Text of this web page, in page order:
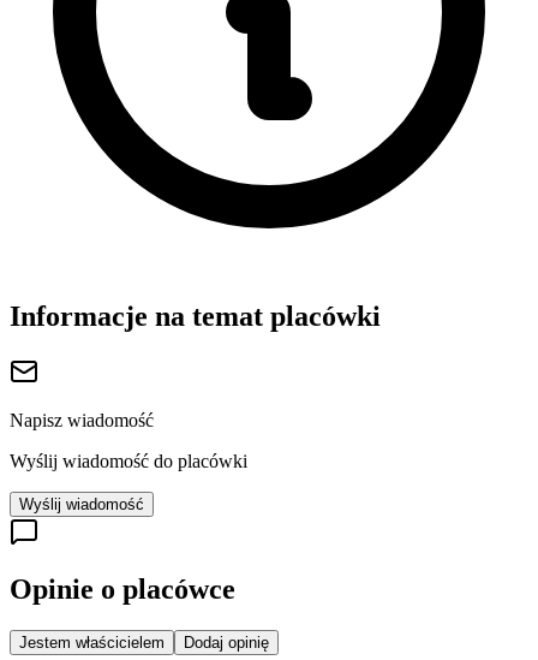
Informacje na temat placówki
Napisz wiadomość
Wyślij wiadomość do placówki
Wyślij wiadomość
Opinie o placówce
Jestem właścicielem Dodaj opinię